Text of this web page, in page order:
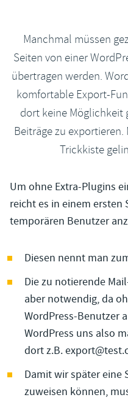
Manchmal müssen
Seiten von einer
übertragen werden.
komfortable Export-
dort keine Möglichkeit
Beiträge zu
Trickkiste
Um ohne Extra-Plugins
reicht es in einem ersten
temporären Benutzer
Diesen nennt man
Die zu notierende
aber notwendig, da
WordPress-Benutzer
WordPress uns also
dort z.B.
Damit wir später eine
zuweisen können,